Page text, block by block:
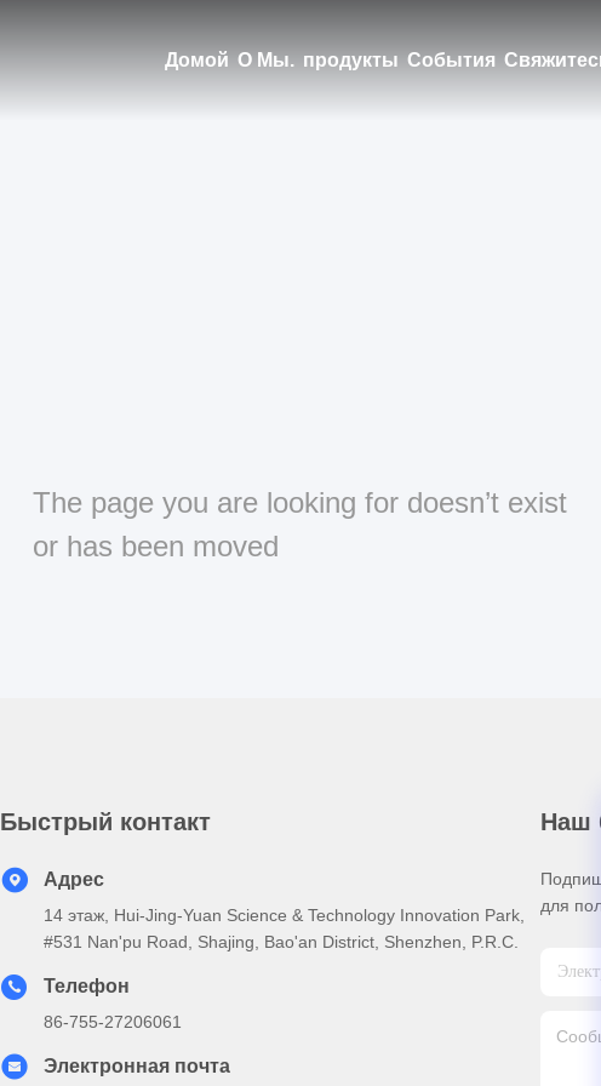
Домой О Мы. продукты События
The page you are looking for doesn’t exist
or has been moved
Быстрый контакт
Адрес
14 этаж, Hui-Jing-Yuan Science & Technology Innovation Park,
#531 Nan'pu Road, Shajing, Bao'an District, Shenzhen, P.R.C.
Телефон
86-755-27206061
Электронная почта
Наш
для